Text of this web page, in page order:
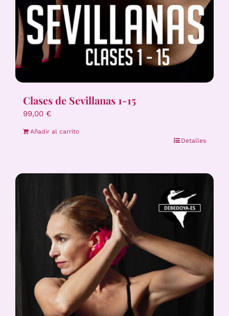
Clases de Sevillanas 1-15
99,00 €
Añadir al carrito
Detalles